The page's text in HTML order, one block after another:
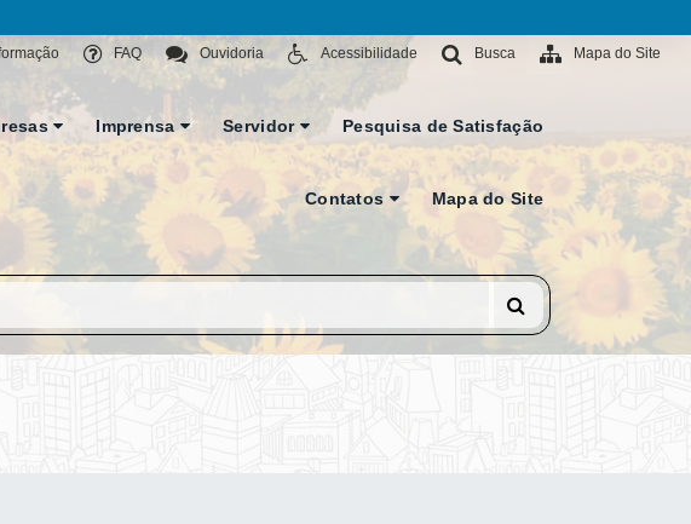
Mapa do Site
Busca
Acessibilidade
Ouvidoria
FAQ
Imprensa Servidor Pesquisa de Satisfação
Contatos Mapa do Site